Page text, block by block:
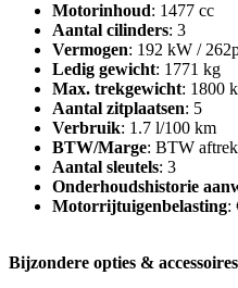
Motorinhoud: 1477 cc
Aantal cilinders: 3
Vermogen: 192 kW /
Ledig gewicht: 1771 kg
Max. trekgewicht: 1800
Aantal zitplaatsen: 5
Verbruik: 1.7 l/100 km
BTW/Marge: BTW
Aantal sleutels: 3
Onderhoudshistorie
Motorrijtuigenbelasting:
Bijzondere opties & accessoires